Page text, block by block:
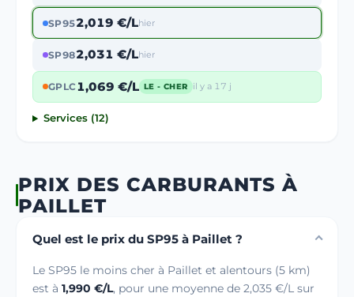
SP952,019 €/Lhier
SP982,031 €/Lhier
GPLC1,069 €/L LE - CHER il y a 17 j
Services (12)
PRIX DES CARBURANTS À
PAILLET
Quel est le prix du SP95 à Paillet ?
Le SP95 le moins cher à Paillet et alentours (5 km)
est à 1,990 €/L, pour une moyenne de 2,035 €/L sur